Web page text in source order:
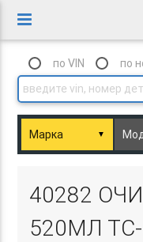
по VIN по
▼
40282
520МЛ